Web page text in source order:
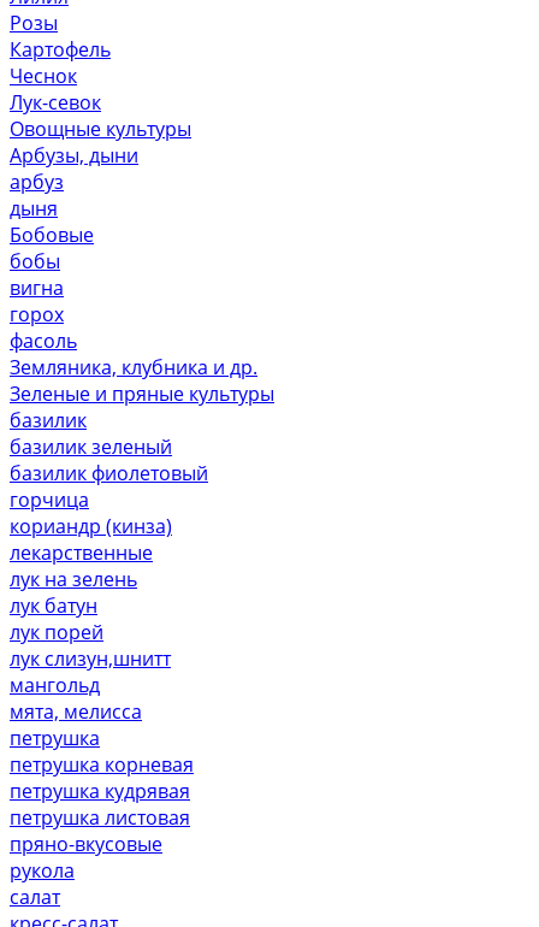
Розы
Картофель
Чеснок
Лук-севок
Овощные культуры
Арбузы, дыни
арбуз
дыня
Бобовые
бобы
вигна
горох
фасоль
Земляника, клубника и др.
Зеленые и пряные культуры
базилик
базилик зеленый
базилик фиолетовый
горчица
кориандр (кинза)
лекарственные
лук на зелень
лук батун
лук порей
лук слизун,шнитт
мангольд
мята, мелисса
петрушка
петрушка корневая
петрушка кудрявая
петрушка листовая
пряно-вкусовые
рукола
салат